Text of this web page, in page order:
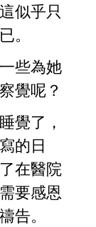
似乎只
。
些為她
覺呢？
覺了，
的日
在醫院
要感恩
告。